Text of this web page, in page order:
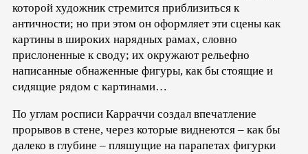
которой художник стремится приблизиться к
античности; но при этом он оформляет эти сцены как
картины в широких нарядных рамах, словно
прислоненные к своду; их окружают рельефно
написанные обнаженные фигуры, как бы стоящие и
сидящие рядом с картинами…
По углам росписи Карраччи создал впечатление
прорывов в стене, через которые виднеются – как бы
далеко в глубине – пляшущие на парапетах фигурки